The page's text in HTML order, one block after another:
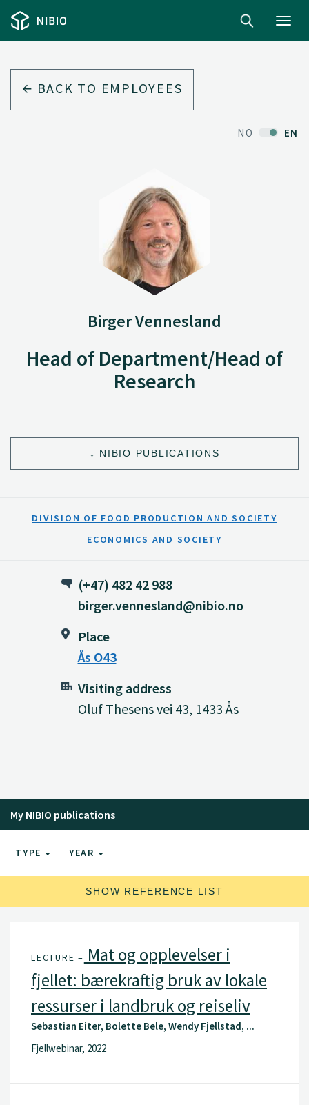
BACK TO EMPLOYEES
NO EN
Birger Vennesland
Head of Department/Head of
Research
NIBIO PUBLICATIONS
DIVISION OF FOOD PRODUCTION AND SOCIETY
ECONOMICS AND SOCIETY
(+47) 482 42 988
birger.vennesland@nibio.no
Place
Ås O43
Visiting address
Oluf Thesens vei 43, 1433 Ås
My NIBIO publications
TYPE YEAR
SHOW REFERENCE LIST
LECTURE – Mat og opplevelser i
fjellet: bærekraftig bruk av lokale
ressurser i landbruk og reiseliv
Sebastian Eiter, Bolette Bele, Wendy Fjellstad, ...
Fjellwebinar, 2022